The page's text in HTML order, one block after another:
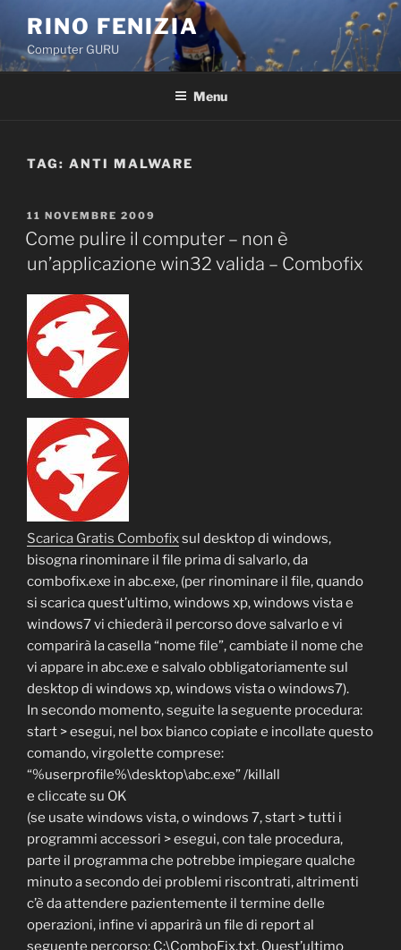
contenuto
RINO FENIZIA
Computer GURU
Menu
TAG: ANTI MALWARE
PUBBLICATO
IL
11 NOVEMBRE 2009
Come pulire il computer – non è
un’applicazione win32 valida – Combofix
Scarica Gratis Combofixsul desktop di windows,
bisogna rinominare il file prima di salvarlo, da
combofix.exe in abc.exe, (per rinominare il file, quando
si scarica quest’ultimo, windows xp, windows vista e
windows7 vi chiederà il percorso dove salvarlo e vi
comparirà la casella “nome file”, cambiate il nome che
vi appare in abc.exe e salvalo obbligatoriamente sul
desktop di windows xp, windows vista o windows7).
In secondo momento, seguite la seguente procedura:
start > esegui, nel box bianco copiate e incollate questo
comando, virgolette comprese:
“%userprofile%\desktop\abc.exe” /killall
e cliccate su OK
(se usate windows vista, o windows 7, start > tutti i
programmi accessori > esegui, con tale procedura,
parte il programma che potrebbe impiegare qualche
minuto a secondo dei problemi riscontrati, altrimenti
c’è da attendere pazientemente il termine delle
operazioni, infine vi apparirà un file di report al
seguente percorso: C:\ComboFix.txt. Quest’ultimo